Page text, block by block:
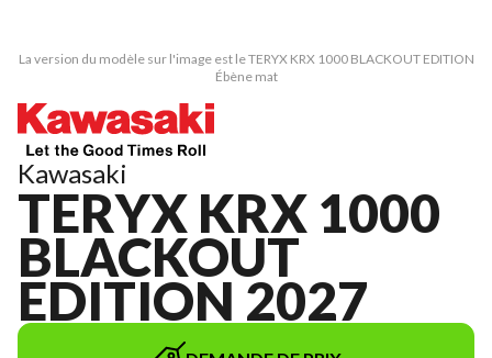
La version du modèle sur l'image est le TERYX KRX 1000 BLACKOUT EDITION
Ébène mat
Kawasaki
TERYX KRX 1000
BLACKOUT
EDITION 2027